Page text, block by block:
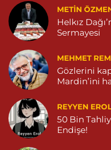
METIN
Helkız
Sermayesi
MEHMET
Gözlerini
Mardin’ini
REYYEN
50 Bin
Endişe!